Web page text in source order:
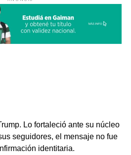
Lo fortaleció ante su núcleo
seguidores, el mensaje no fue
identitaria.